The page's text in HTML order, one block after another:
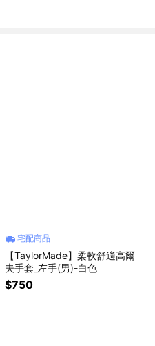
宅配商品
【TaylorMade】柔軟舒適高爾
夫手套_左手(男)-白色
$750